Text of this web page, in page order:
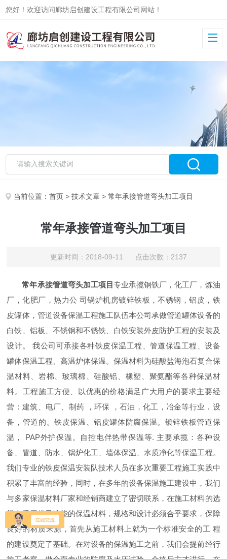
您好！欢迎访问廊坊启创建设工程有限公司网站！
当前位置：首页 >技术文章 > 常年承接管道弯头加工项目
常年承接管道弯头加工项目
更新时间：2018-09-11 点击次数：2137
常年承接管道弯头加工项目 专业承揽钢铁厂，化工厂，炼油
厂，化肥厂，热力公 司锅炉机房镀锌铁板，不锈钢，铝皮，铁
皮罐体，管道设备保温工程施工队伍本公司承做管道罐体设备的
白铁、铝板、不锈钢和不锈铁、白铁安装外皮防护工程的安装及
设计。 我公司可承接各种铁皮保温工程、管道保温工程、设备
罐体保温工程、高温炉体保温。保温材料为硅酸盐海泡石复合保
温材料、岩棉、玻璃棉、硅酸铝、橡塑、聚氨酯等各种保温材
料。工程施工方便、以优惠的价格满足广大用户的要求主要经
营：建筑、电厂、制药 ，环保 ，石油，化工，冶金等行业．设
备，管道的。铁皮保温、铝皮罐体防腐保温。镀锌铁板管道保
温， PAP外护保温。自控电伴热带保温等. 主要承揽：各种设
备、管道、防水、锅炉化工、墙体保温、水质净化等保温工程。
我们专业的铁皮保温安装队技术人员在多次重要工程施工实践中
积累了丰富的经验，同时，在多年的设备保温施工建设中，我们
与多家保温材料厂家和经销商建立了密切联系，在施工材料的选
择上采用优异性能的保温材料，规格和设计必须合乎要求，保障
良好的材质来源，首先从施工材料上就为一个标准安全的工 程
的建设奠定了基础。在对设备的保温施工之前，我们会提前经行